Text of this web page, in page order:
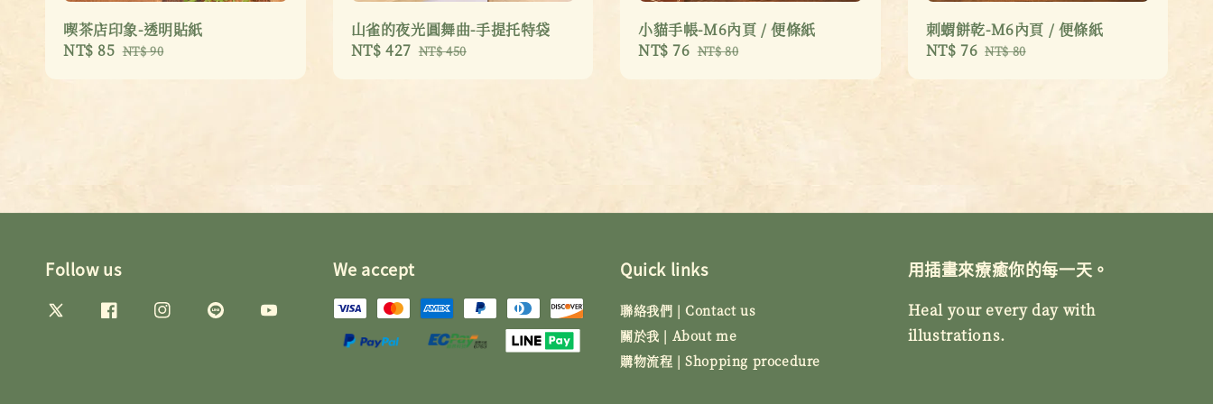
喫茶店印象-透明貼紙
Sale
NT$ 85 Regular
NT$ 90
山雀的夜光圓舞曲-手提托特袋
Sale
NT$ 427 Regular
NT$ 450
小貓手帳-M6內頁 / 便條紙
Sale
NT$ 76 Regular
NT$ 80
刺蝟餅乾-M6內頁 / 便條紙
Sale
NT$ 76 Regular
NT$ 80
Follow us We accept Quick links
聯絡我們 | Contact us
關於我 | About me
購物流程 | Shopping procedure
用插畫來療癒你的每一天。
Heal your every day with
illustrations.